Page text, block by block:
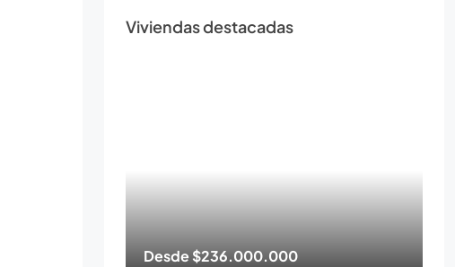
Viviendas destacadas
Desde$236.000.000